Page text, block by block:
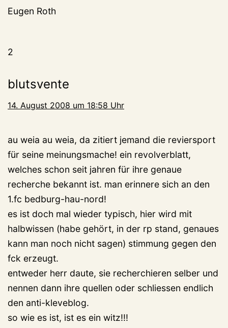
Eugen Roth
2
blutsvente
14. August 2008 um 18:58 Uhr
au weia au weia, da zitiert jemand die reviersport
für seine meinungsmache! ein revolverblatt,
welches schon seit jahren für ihre genaue
recherche bekannt ist. man erinnere sich an den
1.fc bedburg-hau-nord!
es ist doch mal wieder typisch, hier wird mit
halbwissen (habe gehört, in der rp stand, genaues
kann man noch nicht sagen) stimmung gegen den
fck erzeugt.
entweder herr daute, sie recherchieren selber und
nennen dann ihre quellen oder schliessen endlich
den anti-kleveblog.
so wie es ist, ist es ein witz!!!